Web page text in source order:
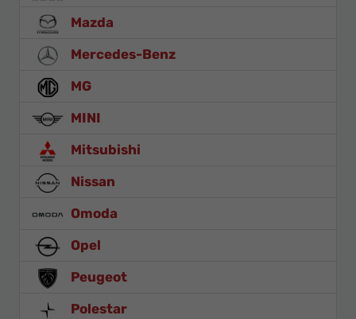
Mazda
Mercedes-Benz
MG
MINI
Mitsubishi
Nissan
Omoda
Opel
Peugeot
Polestar